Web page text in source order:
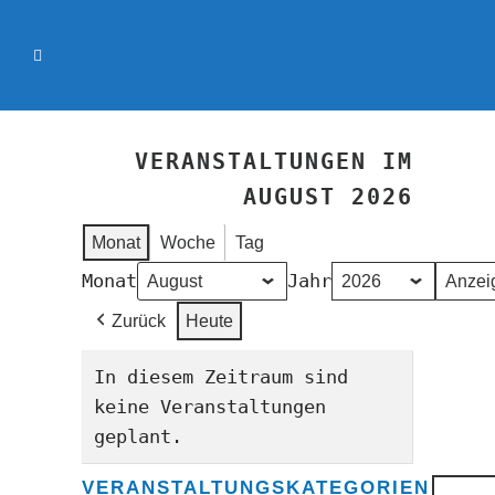
VERANSTALTUNGEN IM
AUGUST 2026
Monat Woche Tag
Monat Jahr
Zurück Heute
In diesem Zeitraum sind
keine Veranstaltungen
geplant.
VERANSTALTUNGSKATEGORIEN